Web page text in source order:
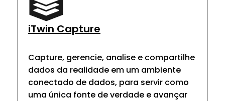
iTwin Capture
Capture, gerencie, analise e compartilhe
dados da realidade em um ambiente
conectado de dados, para servir como
uma única fonte de verdade e avançar